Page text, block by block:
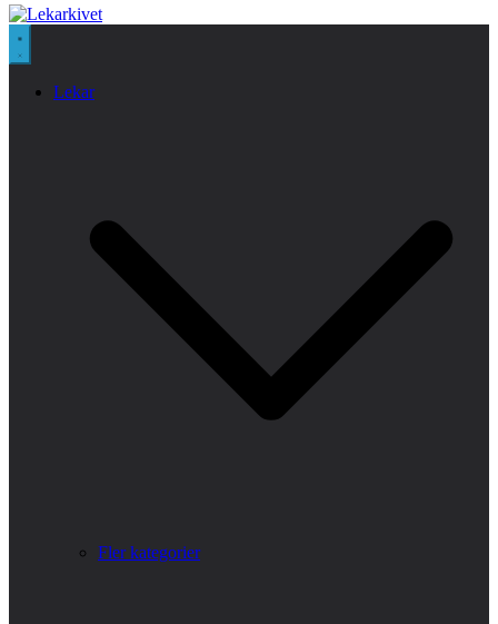
Lekar
Fler kategorier